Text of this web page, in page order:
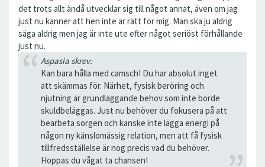
det trots allt ändå utvecklar sig till något annat, även om jag
just nu känner att hen inte är rätt för mig. Man ska ju aldrig
säga aldrig men jag är inte ute efter något seriöst förhållande
just nu.
Aspasia skrev:
Kan bara hålla med camsch! Du har absolut inget
att skämmas för. Närhet, fysisk beröring och
njutning är grundläggande behov som inte borde
skuldbeläggas. Just nu behöver du fokusera på att
bearbeta sorgen och kanske inte lägga energi på
någon ny känslomässig relation, men att få fysisk
tillfredsställelse är nog precis vad du behöver.
Hoppas du vågat ta chansen!